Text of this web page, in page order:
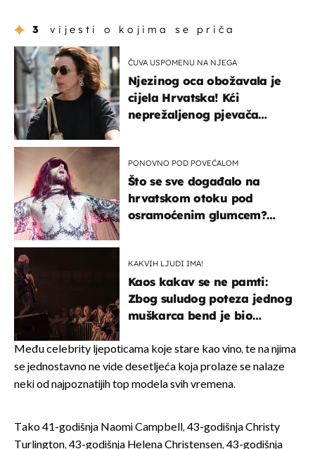
3 vijesti o kojima se priča
ČUVA USPOMENU NA NJEGA
Njezinog oca obožavala je
cijela Hrvatska! Kći
neprežaljenog pjevača
PONOVNO POD POVEĆALOM
Što se sve događalo na
hrvatskom otoku pod
osramoćenim glumcem?
KAKVIH LJUDI IMA!
Kaos kakav se ne pamti:
Zbog suludog poteza jednog
muškarca bend je bio
Među celebrity ljepoticama koje stare kao vino, te na njima
se jednostavno ne vide desetljeća koja prolaze se nalaze
neki od najpoznatijih top modela svih vremena.
Tako 41-godišnja Naomi Campbell, 43-godišnja Christy
Turlington, 43-godišnja Helena Christensen, 43-godišnja